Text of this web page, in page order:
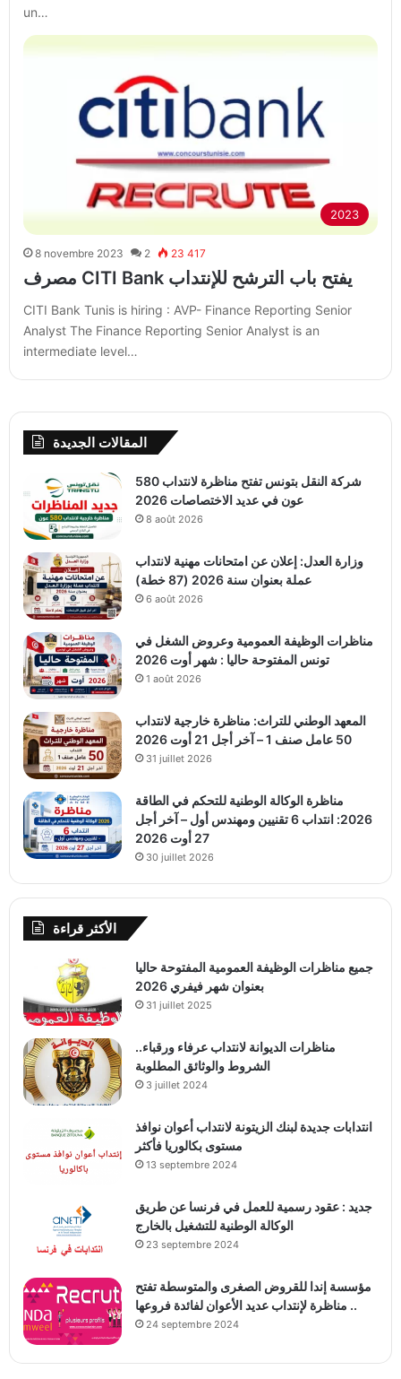
un…
2023
8 novembre 2023 2 23 417
مصرف CITI Bank يفتح باب الترشح للإنتداب
CITI Bank Tunis is hiring : AVP- Finance Reporting Senior
Analyst The Finance Reporting Senior Analyst is an
intermediate level…
المقالات الجديدة
شركة النقل بتونس تفتح مناظرة لانتداب 580
عون في عديد الاختصاصات 2026
8 août 2026
وزارة العدل: إعلان عن امتحانات مهنية لانتداب
عملة بعنوان سنة 2026 (87 خطة)
6 août 2026
مناظرات الوظيفة العمومية وعروض الشغل في
تونس المفتوحة حاليا : شهر أوت 2026
1 août 2026
المعهد الوطني للتراث: مناظرة خارجية لانتداب
50 عامل صنف 1 – آخر أجل 21 أوت 2026
31 juillet 2026
مناظرة الوكالة الوطنية للتحكم في الطاقة
2026: انتداب 6 تقنيين ومهندس أول – آخر أجل
27 أوت 2026
30 juillet 2026
الأكثر قراءة
جميع مناظرات الوظيفة العمومية المفتوحة حاليا
بعنوان شهر فيفري 2026
31 juillet 2025
مناظرات الديوانة لانتداب عرفاء ورقباء..
الشروط والوثائق المطلوبة
3 juillet 2024
انتدابات جديدة لبنك الزيتونة لانتداب أعوان نوافذ
مستوى بكالوريا فأكثر
13 septembre 2024
جديد : عقود رسمية للعمل في فرنسا عن طريق
الوكالة الوطنية للتشغيل بالخارج
23 septembre 2024
مؤسسة إندا للقروض الصغرى والمتوسطة تفتح
مناظرة لإنتداب عديد الأعوان لفائدة فروعها ..
24 septembre 2024